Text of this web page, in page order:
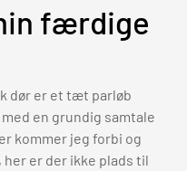
færdige
dør er et tæt parløb
en grundig samtale
kommer jeg forbi og
er der ikke plads til